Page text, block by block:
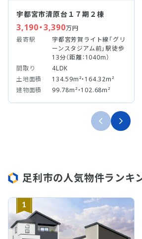
宇都宮市清原台１７期２棟
3,190・3,390万円
最寄駅
宇都宮芳賀ライト線「グリ
ーンスタジアム前」駅徒歩
13分（距離：1040m）
間取り
4LDK
土地面積
134.59m²・164.32m²
建物面積
99.78m²・102.68m²
足利市の人気物件ランキ
1